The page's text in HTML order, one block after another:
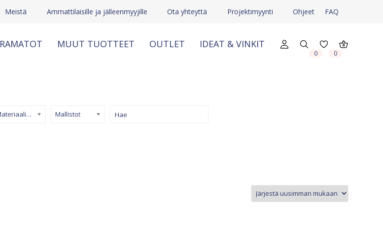
Meistä Ammattilaisille ja jälleenmyyjille Ota yhteyttä Projektimyynti Ohjeet FAQ
MUUT TUOTTEET OUTLET IDEAT & VINKIT
0 0
Materiaali/ tuotetyyppi Mallistot